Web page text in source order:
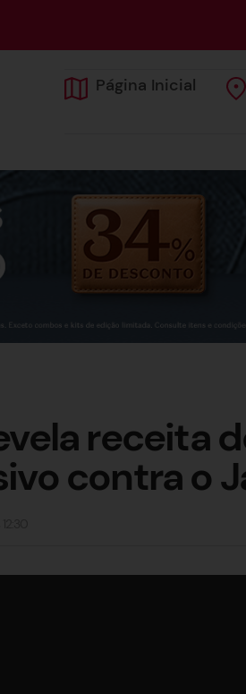
Página Inicial
receita
contra o